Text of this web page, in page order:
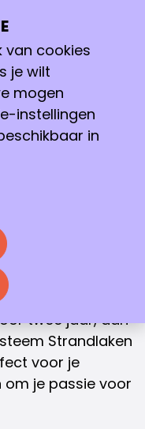
en
Als PhD-student
te
je dan ook graag
chemische
twee jaar, dan
Strandlaken
voor je
je passie voor
van cookies
je wilt
mogen
instellingen
in